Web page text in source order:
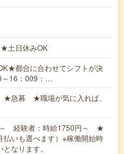
土日休みOK
都合に合わせてシフトが決
～16：009：…
★急募 ★職場が気に入れば、
～ 経験者：時給1750円～ ★
払いも選べます）※稼働開始時
なります。